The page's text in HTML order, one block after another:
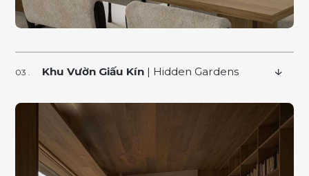
Khu Vườn Giấu Kín | Hidden Gardens